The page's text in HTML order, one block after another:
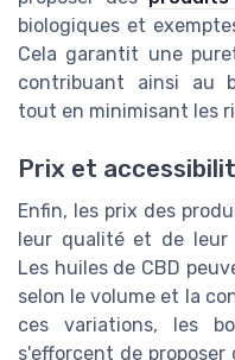
biologiques et
Cela garantit une
contribuant ainsi au
tout en minimisant les
Prix et
Enfin, les prix des
leur qualité et de leur
Les huiles de CBD
selon le volume et la
ces variations, les
s'efforcent de proposer